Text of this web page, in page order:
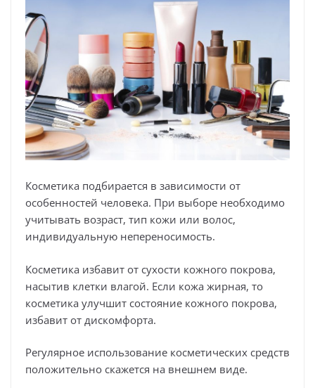
Косметика подбирается в зависимости от
особенностей человека. При выборе необходимо
учитывать возраст, тип кожи или волос,
индивидуальную непереносимость.
Косметика избавит от сухости кожного покрова,
насытив клетки влагой. Если кожа жирная, то
косметика улучшит состояние кожного покрова,
избавит от дискомфорта.
Регулярное использование косметических средств
положительно скажется на внешнем виде.